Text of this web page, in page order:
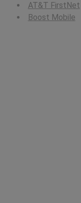
AT&T FirstNet
Boost Mobile